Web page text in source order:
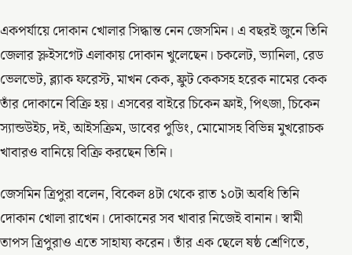
একপর্যায়ে দোকান খোলার সিদ্ধান্ত নেন জেসমিন। এ বছরই জুনে তিনি
জেলার স্লুইসগেট এলাকায় দোকান খুলেছেন। চকলেট, ভ্যানিলা, রেড
ভেলভেট, ব্ল্যাক ফরেস্ট, মাখন কেক, ফ্রুট কেকসহ হরেক নামের কেক
তাঁর দোকানে বিক্রি হয়। এসবের বাইরে চিকেন ফ্রাই, পিৎজা, চিকেন
স্যান্ডউইচ, দই, আইসক্রিম, ডাবের পুডিং, মোমোসহ বিভিন্ন মুখরোচক
খাবারও বানিয়ে বিক্রি করছেন তিনি।
জেসমিন ত্রিপুরা বলেন, বিকেল ৪টা থেকে রাত ১০টা অবধি তিনি
দোকান খোলা রাখেন। দোকানের সব খাবার নিজেই বানান। স্বামী
তাপস ত্রিপুরাও এতে সাহায্য করেন। তাঁর এক ছেলে ষষ্ঠ শ্রেণিতে,